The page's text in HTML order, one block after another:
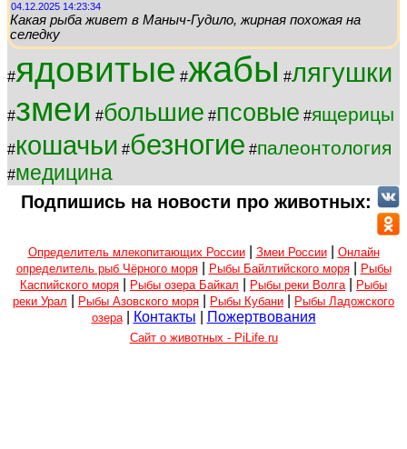
04.12.2025 14:23:34
Какая рыба живет в Маныч-Гудило, жирная похожая на
селедку
#ядовитые #жабы #лягушки
#змеи #большие #псовые #ящерицы
#кошачьи #безногие #палеонтология
#медицина
Подпишись на новости про животных:
Определитель млекопитающих России| Змеи России| Онлайн
определитель рыб Чёрного моря| Рыбы Байлтийского моря|
Рыбы
Каспийского моря
Рыбы озера Байкал Рыбы реки Волга
Рыбы
реки Урал
Рыбы Азовского моря Рыбы Кубани
Рыбы Ладожского
озера| Контакты Пожертвования
Сайт о животных - PiLife.ru